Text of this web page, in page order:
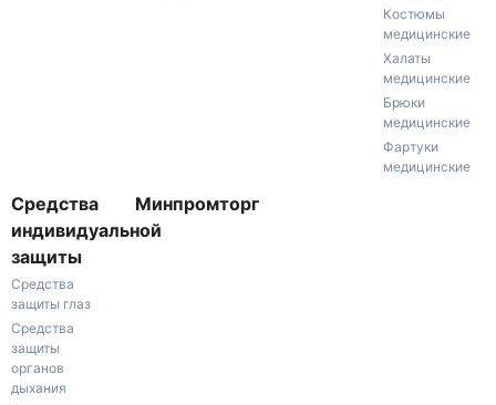
Костюмы
медицинские
Халаты
медицинские
Брюки
медицинские
Фартуки
медицинские
Средства
индивидуальной
защиты
Средства
защиты глаз
Средства
защиты
органов
дыхания
Минпромторг